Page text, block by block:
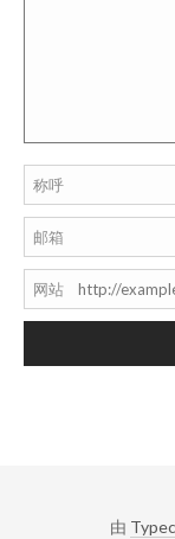
称呼
邮箱
网站
由